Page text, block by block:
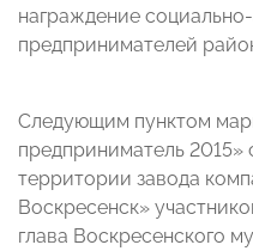
награждение
предпринимателей
Следующим пунктом
предприниматель 2015»
территории завода
Воскресенск»
глава Воскресенского